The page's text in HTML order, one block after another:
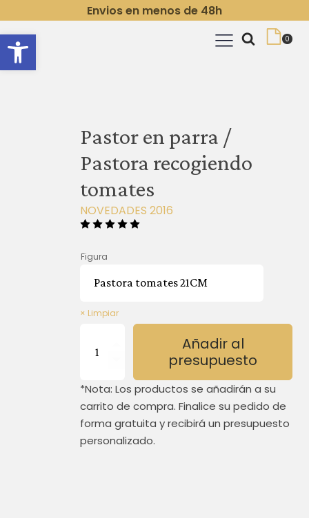
Abrir barra de herramientas
Envios en menos de 48h
Pastor en parra /
Pastora recogiendo
tomates
NOVEDADES 2016
Figura
Limpiar
Pastora
recogiendo
cantidad
Añadir al
presupuesto
*Nota: Los productos se añadirán a su
carrito de compra. Finalice su pedido de
forma gratuita y recibirá un presupuesto
personalizado.